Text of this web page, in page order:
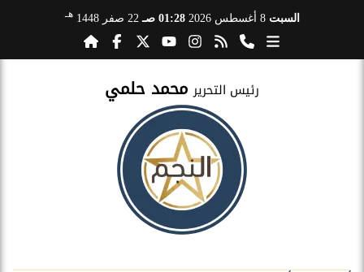
السبت 8 أغسطس 2026 01:28 صـ 22 صفر 1448 هـ
رئيس التحرير محمد حلمي